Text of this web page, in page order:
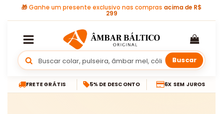
🎁Ganhe um presente exclusivo nas compras acima de R$
299
Buscar
FRETE GRÁTIS 5% DE DESCONTO 6X SEM JUROS